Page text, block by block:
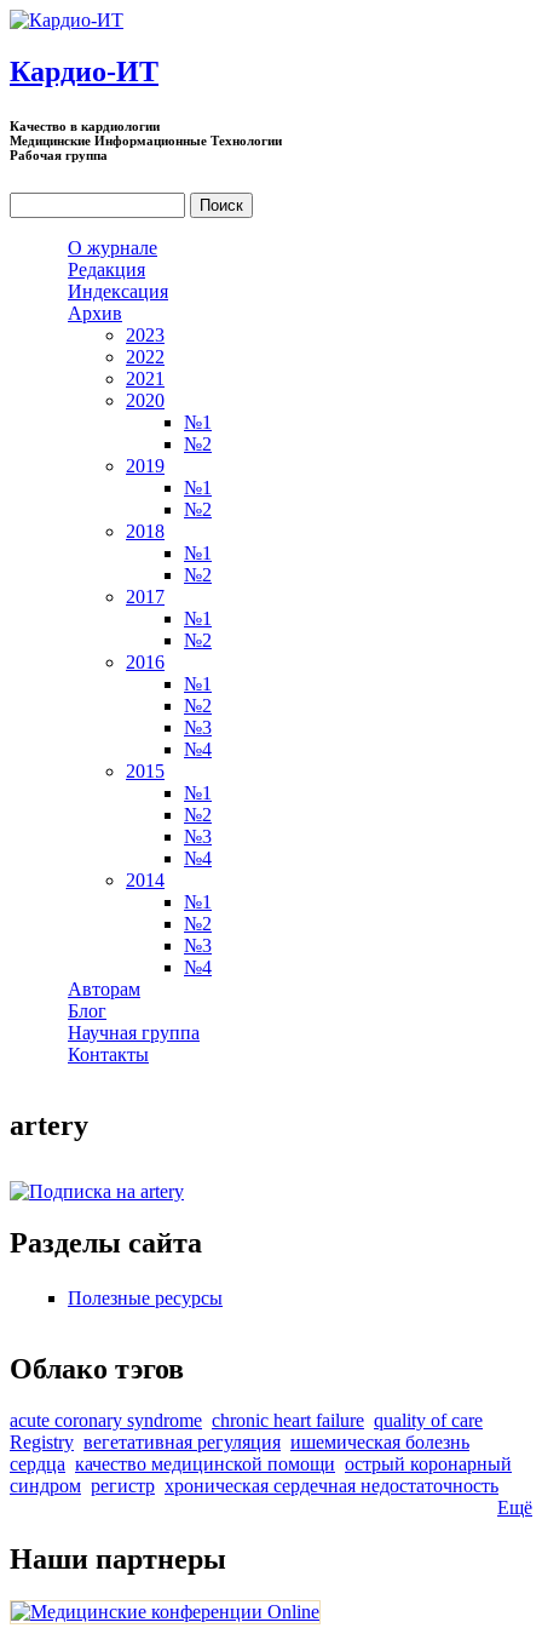
Перейти к основному содержанию
Кардио-ИТ
Качество в кардиологии
Медицинские Информационные Технологии
Рабочая группа
О журнале
Редакция
Индексация
Архив
2023
2022
2021
2020
№1
№2
2019
№1
№2
2018
№1
№2
2017
№1
№2
2016
№1
№2
№3
№4
2015
№1
№2
№3
№4
2014
№1
№2
№3
№4
Авторам
Блог
Научная группа
Контакты
artery
Разделы сайта
Полезные ресурсы
Облако тэгов
acute coronary syndrome chronic heart failure quality of care
Registry вегетативная регуляция ишемическая болезнь
сердца качество медицинской помощи острый коронарный
синдром регистр хроническая сердечная недостаточность
Ещё
Наши партнеры